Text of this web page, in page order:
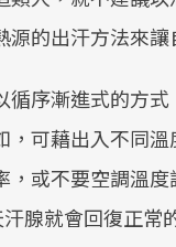
源的出汗方法來讓
循序漸進式的方
，可藉出入不同
，或不要空調溫
腺就會回復正常